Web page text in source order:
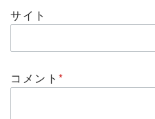
サイト
コメント*